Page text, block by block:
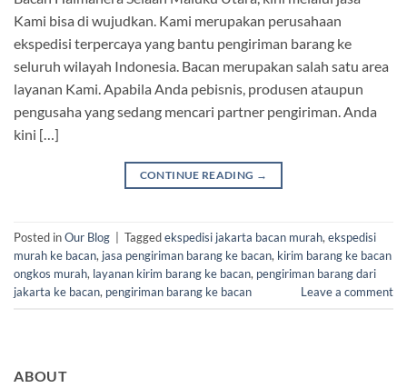
Kami bisa di wujudkan. Kami merupakan perusahaan
ekspedisi terpercaya yang bantu pengiriman barang ke
seluruh wilayah Indonesia. Bacan merupakan salah satu area
layanan Kami. Apabila Anda pebisnis, produsen ataupun
pengusaha yang sedang mencari partner pengiriman. Anda
kini […]
CONTINUE READING →
Posted inOur Blog Taggedekspedisi jakarta bacan murah, ekspedisi
murah ke bacan, jasa pengiriman barang ke bacan, kirim barang ke bacan
ongkos murah, layanan kirim barang ke bacan, pengiriman barang dari
jakarta ke bacan, pengiriman barang ke bacan Leave a comment
ABOUT